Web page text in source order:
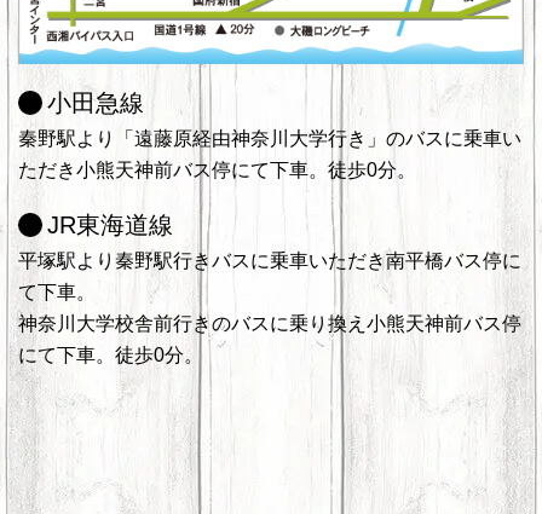
小田急線
秦野駅より「遠藤原経由神奈川大学行き」のバスに乗車い
ただき小熊天神前バス停にて下車。徒歩0分。
JR東海道線
平塚駅より秦野駅行きバスに乗車いただき南平橋バス停に
て下車。
神奈川大学校舎前行きのバスに乗り換え小熊天神前バス停
にて下車。徒歩0分。